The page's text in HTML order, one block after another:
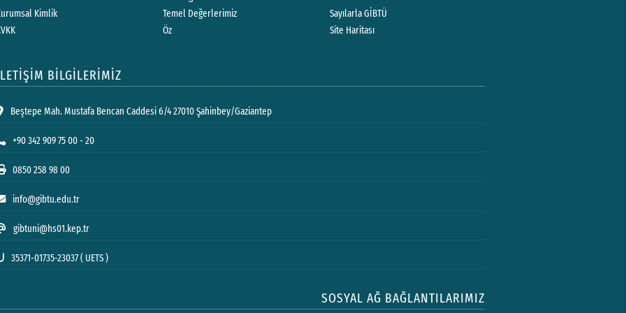
Kimlik
Temel Değerlerimiz
Öz
Sayılarla GİBTÜ
Site Haritası
BİLGİLERİMİZ
Beştepe Mah. Mustafa Bencan Caddesi 6/4 27010 Şahinbey/Gaziantep
+90 342 909 75 00 - 20
0850 258 98 00
info@gibtu.edu.tr
gibtuni@hs01.kep.tr
35371-01735-23037 ( UETS )
SOSYAL AĞ BAĞLANTILARIMIZ